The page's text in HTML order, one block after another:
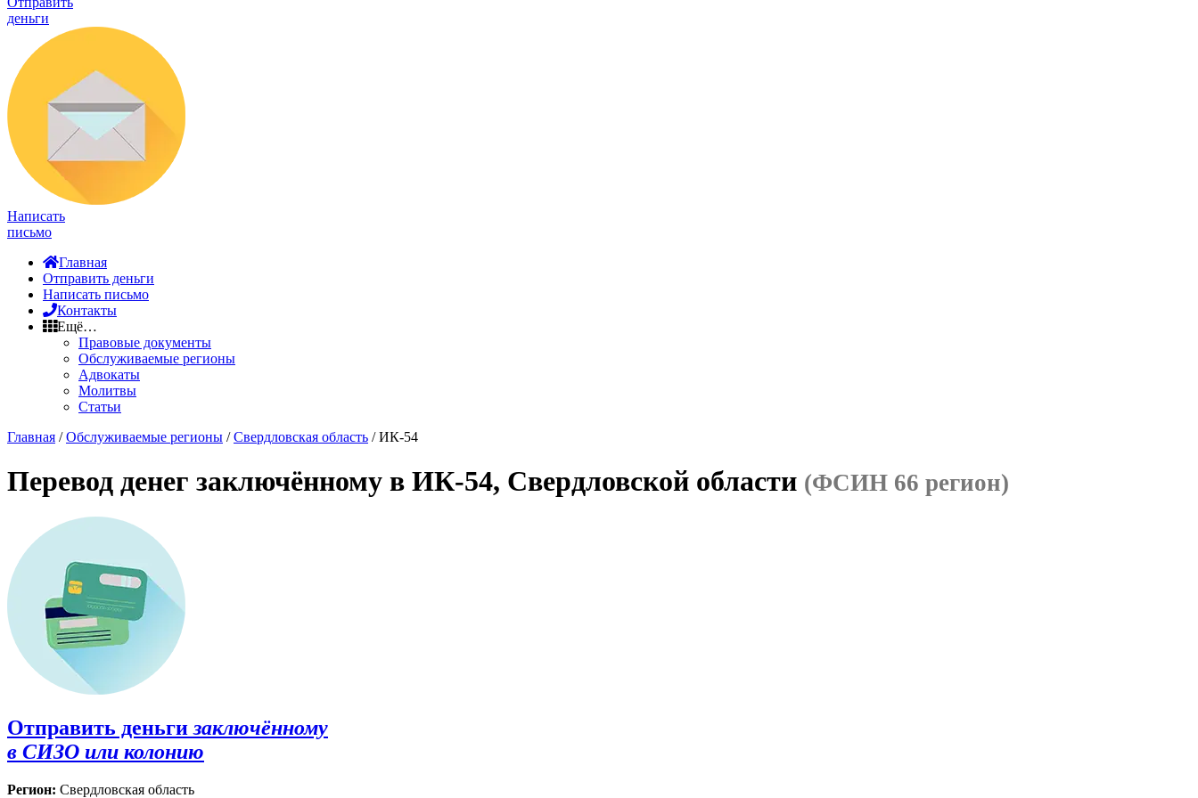
деньги
Написать
письмо
Главная
Отправить деньги
Написать письмо
Контакты
Ещё…
Правовые документы
Обслуживаемые регионы
Адвокаты
Молитвы
Статьи
Главная /Обслуживаемые регионы /Свердловская область / ИК-54
Перевод денег заключённому в ИК-54, Свердловской области (ФСИН 66 регион)
Отправить деньги заключённому
в СИЗО или колонию
Регион: Свердловская область